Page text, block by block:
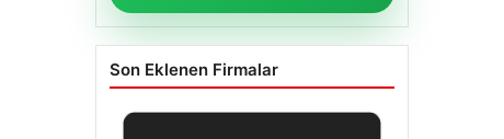
Son Eklenen Firmalar